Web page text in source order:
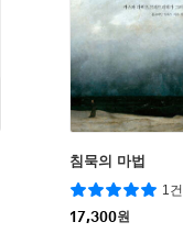
침묵의 마법
1건
17,300원